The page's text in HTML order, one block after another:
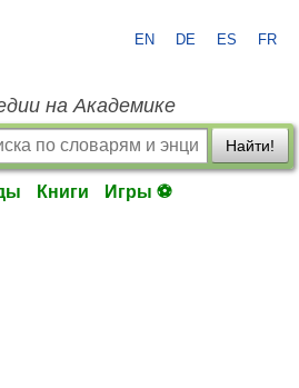
EN DE ES FR
на Академике
Найти!
Книги Игры ⚽